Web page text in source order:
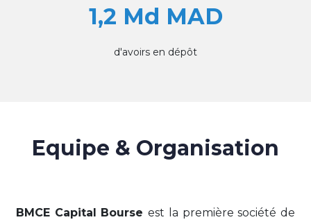
1,2 Md MAD
d'avoirs en dépôt
Equipe & Organisation
BMCE Capital Bourseest la première société de